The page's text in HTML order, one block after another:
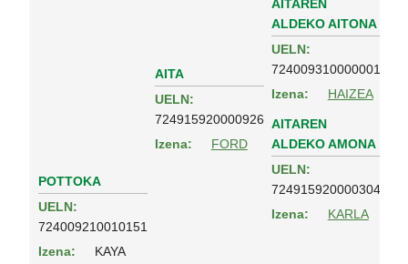
POTTOKA
UELN:
724009210010151
Izena:
KAYA
AITA
UELN:
724915920000926
Izena:
FORD
AITAREN
ALDEKO AITONA
UELN:
724009310000001
Izena:
HAIZEA
AITAREN
ALDEKO AMONA
UELN:
724915920000304
Izena:
KARLA